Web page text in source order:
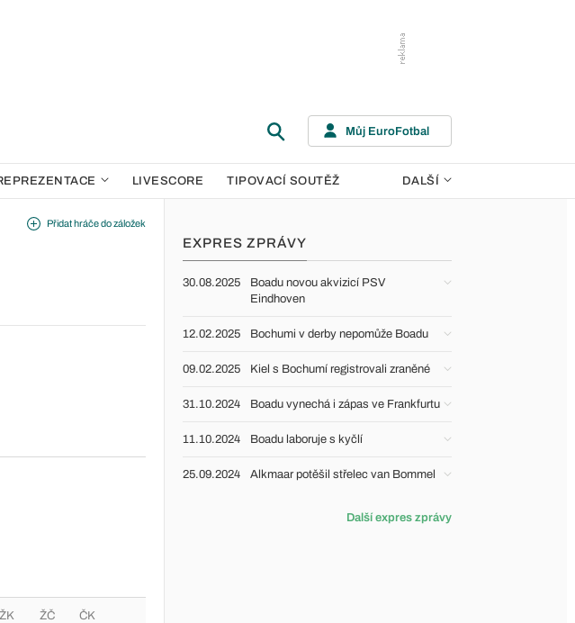
Můj EuroFotbal
LIVESCORE TIPOVACÍ SOUTĚŽ DALŠÍ
Přidat hráče do záložek
ŽK ŽČ ČK
EXPRES ZPRÁVY
30.08.2025
Boadu novou akvizicí PSV
Eindhoven
12.02.2025 Bochumi v derby nepomůže Boadu
09.02.2025 Kiel s Bochumí registrovali zraněné
31.10.2024 Boadu vynechá i zápas ve Frankfurtu
11.10.2024 Boadu laboruje s kyčlí
25.09.2024 Alkmaar potěšil střelec van Bommel
Další expres zprávy